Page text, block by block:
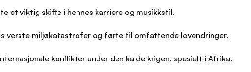
et viktig skifte i hennes karriere og musikkstil.
verste miljøkatastrofer og førte til omfattende lovendringer.
konflikter under den kalde krigen, spesielt i Afrika.